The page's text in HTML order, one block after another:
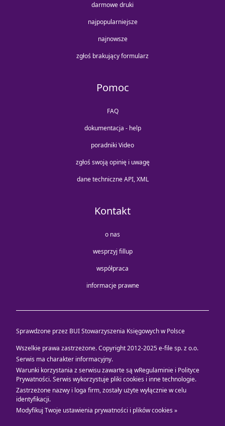
darmowe druki
najpopularniejsze
najnowsze
zgłoś brakujący formularz
Pomoc
FAQ
dokumentacja - help
poradniki Video
zgłoś swoją opinię i uwagę
dane techniczne API, XML
Kontakt
o nas
wesprzyj fillup
współpraca
informacje prawne
Sprawdzone przez BUI Stowarzyszenia Księgowych w Polsce
Wszelkie prawa zastrzeżone. Copyright 2012-2025e-file sp. z o.o.
Serwis ma charakter informacyjny.
Warunki korzystania z serwisu zawarte są wRegulaminie i Polityce
Prywatności. Serwis wykorzystuje pliki cookies i inne technologie.
Zastrzeżone nazwy i loga firm, zostały użyte wyłącznie w celu
identyfikacji.
Modyfikuj Twoje ustawienia prywatności i plików cookies »